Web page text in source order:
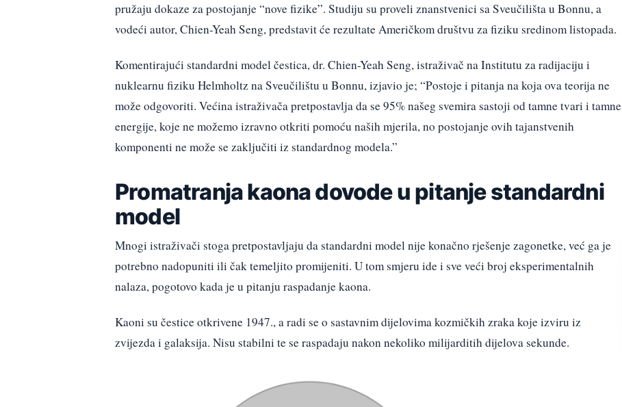
pružaju dokaze za postojanje “nove fizike”. Studiju su proveli znanstvenici sa Sveučilišta u Bonnu, a
vodeći autor, Chien-Yeah Seng, predstavit će rezultate Američkom društvu za fiziku sredinom listopada.
Komentirajući standardni model čestica, dr. Chien-Yeah Seng, istraživač na Institutu za radijaciju i
nuklearnu fiziku Helmholtz na Sveučilištu u Bonnu, izjavio je; “Postoje i pitanja na koja ova teorija ne
može odgovoriti. Većina istraživača pretpostavlja da se 95% našeg svemira sastoji od tamne tvari i tamne
energije, koje ne možemo izravno otkriti pomoću naših mjerila, no postojanje ovih tajanstvenih
komponenti ne može se zaključiti iz standardnog modela.”
Promatranja kaona dovode u pitanje standardni
model
Mnogi istraživači stoga pretpostavljaju da standardni model nije konačno rješenje zagonetke, već ga je
potrebno nadopuniti ili čak temeljito promijeniti. U tom smjeru ide i sve veći broj eksperimentalnih
nalaza, pogotovo kada je u pitanju raspadanje kaona.
Kaoni su čestice otkrivene 1947., a radi se o sastavnim dijelovima kozmičkih zraka koje izviru iz
zvijezda i galaksija. Nisu stabilni te se raspadaju nakon nekoliko milijarditih dijelova sekunde.